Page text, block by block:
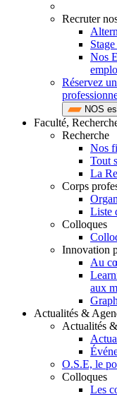
Recruter
Nos
Réservez
NOS
Faculté,
Recherche
Nos
Tout
La
Corps
Liste
Colloques
Innovation
Au
aux
Actualités &
Actualités
O.S.E, le
Colloques
Les